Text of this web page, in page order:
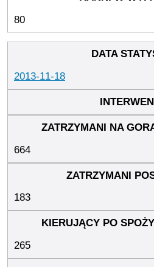
80
2013-11-18
664
183
265